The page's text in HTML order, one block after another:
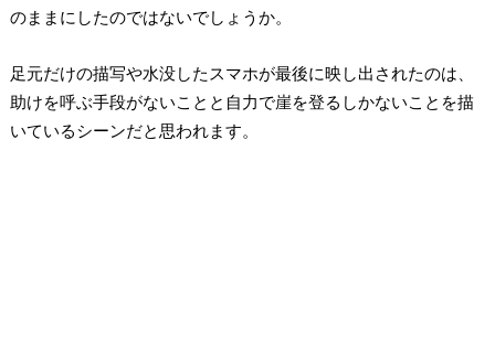
のままにしたのではないでしょうか。
足元だけの描写や水没したスマホが最後に映し出されたのは、
助けを呼ぶ手段がないことと自力で崖を登るしかないことを描
いているシーンだと思われます。